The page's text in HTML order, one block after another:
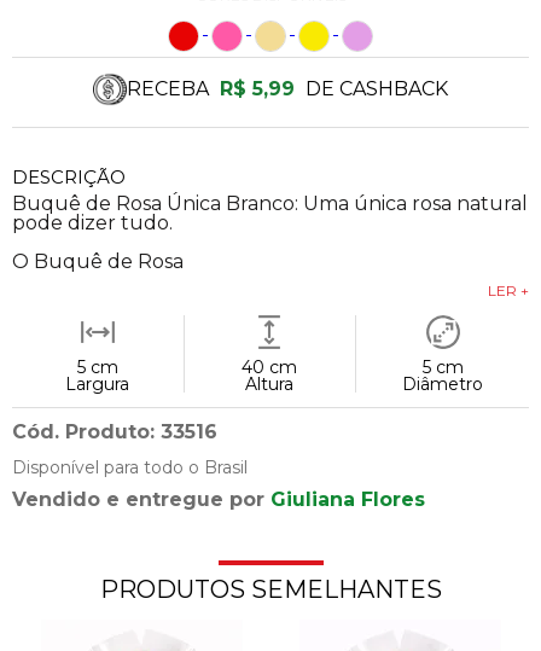
DESCRIÇÃO
Buquê de Rosa Única Branco: Uma única rosa natural
pode dizer tudo.
O Buquê de Rosa
LER +
5 cm
Largura
40 cm
Altura
5 cm
Diâmetro
Cód. Produto: 33516
Disponível para todo o Brasil
Vendido e entregue por Giuliana Flores
RECEBA R$ 5,99 DE CASHBACK
PRODUTOS SEMELHANTES